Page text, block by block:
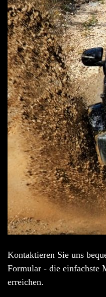
Kontaktieren Sie uns
Formular - die einfachste
erreichen.